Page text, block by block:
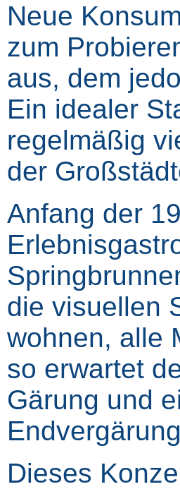
Neue
zum
aus, dem
Ein idealer
regelmäßig
der
Anfang der
die visuellen
wohnen, alle
so erwartet
Gärung und
Dieses